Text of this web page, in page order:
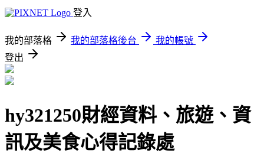
登入
我的部落格 我的部落格後台
我的帳號
登出
hy321250財經資料、旅遊、資
訊及美食心得記錄處